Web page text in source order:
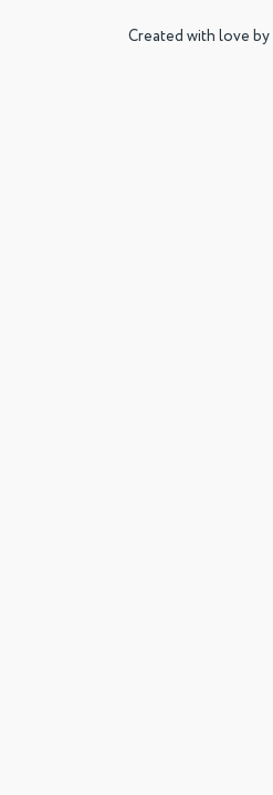
Created with love by